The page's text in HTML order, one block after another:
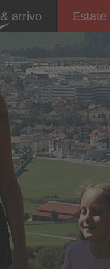
arrivo Estate